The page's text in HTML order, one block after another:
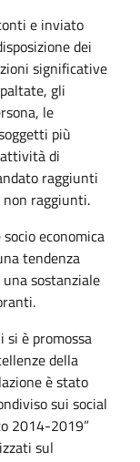
e inviato
dei
significative
gli
le
più
di
raggiunti
non raggiunti.
economica
tendenza
sostanziale
è promossa
della
è stato
sui social
2014-2019”
sul